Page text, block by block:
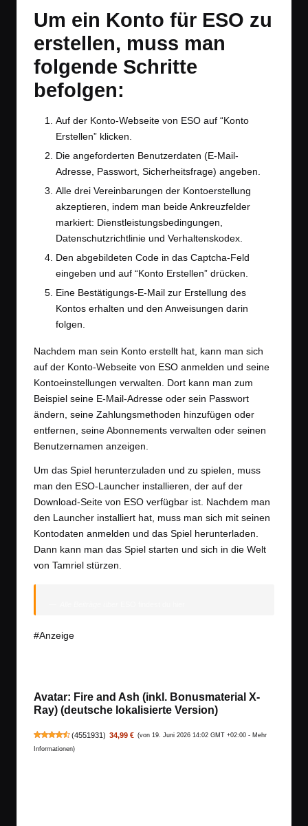
Um ein Konto für ESO zu
erstellen, muss man
folgende Schritte
befolgen:
Auf der Konto-Webseite von ESO auf “Konto
Erstellen” klicken.
Die angeforderten Benutzerdaten (E-Mail-
Adresse, Passwort, Sicherheitsfrage) angeben.
Alle drei Vereinbarungen der Kontoerstellung
akzeptieren, indem man beide Ankreuzfelder
markiert: Dienstleistungsbedingungen,
Datenschutzrichtlinie und Verhaltenskodex.
Den abgebildeten Code in das Captcha-Feld
eingeben und auf “Konto Erstellen” drücken.
Eine Bestätigungs-E-Mail zur Erstellung des
Kontos erhalten und den Anweisungen darin
folgen.
Nachdem man sein Konto erstellt hat, kann man sich
auf der Konto-Webseite von ESO anmelden und seine
Kontoeinstellungen verwalten. Dort kann man zum
Beispiel seine E-Mail-Adresse oder sein Passwort
ändern, seine Zahlungsmethoden hinzufügen oder
entfernen, seine Abonnements verwalten oder seinen
Benutzernamen anzeigen.
Um das Spiel herunterzuladen und zu spielen, muss
man den ESO-Launcher installieren, der auf der
Download-Seite von ESO verfügbar ist. Nachdem man
den Launcher installiert hat, muss man sich mit seinen
Kontodaten anmelden und das Spiel herunterladen.
Dann kann man das Spiel starten und sich in die Welt
von Tamriel stürzen.
#Anzeige
Avatar: Fire and Ash (inkl. Bonusmaterial X-
Ray) (deutsche lokalisierte Version)
(4551931) 34,99 € (von 19. Juni 2026 14:02 GMT +02:00 - Mehr
Informationen)